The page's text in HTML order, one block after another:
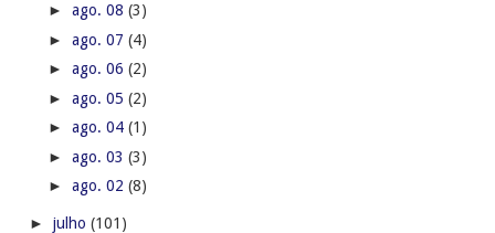
► ago. 08 (3)
► ago. 07 (4)
► ago. 06 (2)
► ago. 05 (2)
► ago. 04 (1)
► ago. 03 (3)
► ago. 02 (8)
► julho (101)